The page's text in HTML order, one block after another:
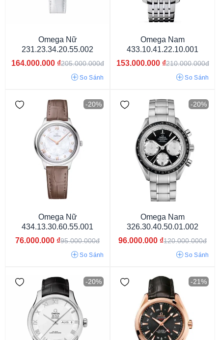
50 tiếng 60 tiếng 48 tiếng 55 tiếng
Dây màu xanh Dây màu đỏ
Dây màu vàng
Dây màu bạc
Dây màu đen
Omega Nữ
231.23.34.20.55.002
164.000.000 ₫205.000.000đ
So Sánh
Omega Nam
433.10.41.22.10.001
153.000.000 ₫210.000.000đ
So Sánh
-20%
Omega Nữ
434.13.30.60.55.001
76.000.000 ₫95.000.000đ
So Sánh
-20%
Omega Nam
326.30.40.50.01.002
96.000.000 ₫120.000.000đ
So Sánh
-20% -21%